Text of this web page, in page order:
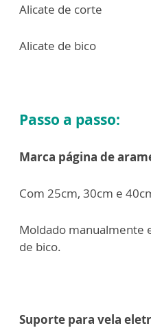
Alicate de corte
Alicate de bico
Passo a passo:
Marca página de
Com 25cm, 30cm e
Moldado manualmente
de bico.
Suporte para vela